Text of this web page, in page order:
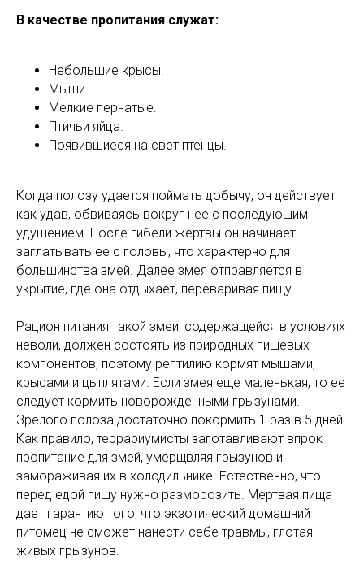
В качестве пропитания служат:
Небольшие крысы.
Мыши.
Мелкие пернатые.
Птичьи яйца.
Появившиеся на свет птенцы.
Когда полозу удается поймать добычу, он действует
как удав, обвиваясь вокруг нее с последующим
удушением. После гибели жертвы он начинает
заглатывать ее с головы, что характерно для
большинства змей. Далее змея отправляется в
укрытие, где она отдыхает, переваривая пищу.
Рацион питания такой змеи, содержащейся в условиях
неволи, должен состоять из природных пищевых
компонентов, поэтому рептилию кормят мышами,
крысами и цыплятами. Если змея еще маленькая, то ее
следует кормить новорожденными грызунами.
Зрелого полоза достаточно покормить 1 раз в 5 дней.
Как правило, террариумисты заготавливают впрок
пропитание для змей, умерщвляя грызунов и
замораживая их в холодильнике. Естественно, что
перед едой пищу нужно разморозить. Мертвая пища
дает гарантию того, что экзотический домашний
питомец не сможет нанести себе травмы, глотая
живых грызунов.